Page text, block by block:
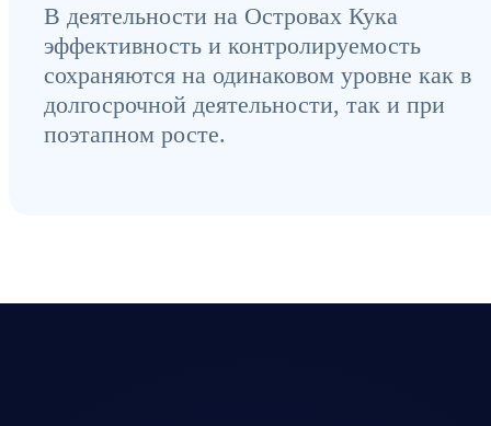
В деятельности на Островах Кука
эффективность и контролируемость
сохраняются на одинаковом уровне как в
долгосрочной деятельности, так и при
поэтапном росте.